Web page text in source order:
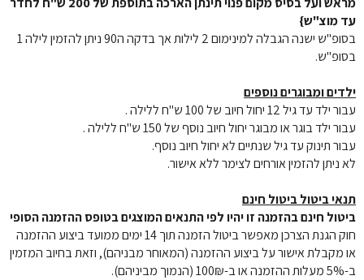
עד מוצ"ש}
בסופ"ש.
ילדים ומבוגרים נוספים
עבור ילד עד גיל 12 יחול חיוב של 100 ש"ח ללילה .
עבור ילד בוגר או מבוגר יחול חיוב נוסף של 150 ש"ח ללילה .
עבור תינוק עד גיל שנתיים לא יחול חיוב נוסף.
לא ניתן להזמין אורחים לצימר ללא אישור.
תנאי ביטול ביטול חינם
ביטול חינם בהזמנה זו יהיו לפי התנאים המוצגים בטופס ההזמנה הסופי
ב-5% מעלות ההזמנה או ב-100₪ (הנמוך מביניהם).